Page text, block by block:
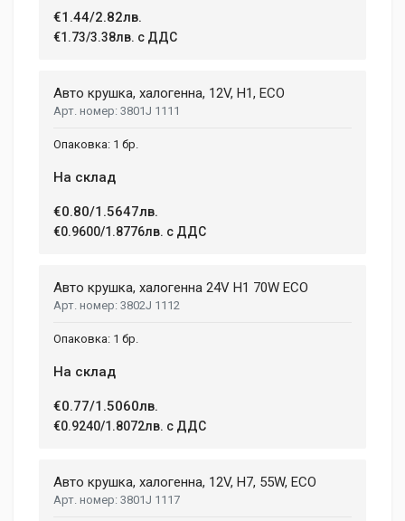
99 mm
207 mm
Duis ac lectus scelerisque quam blandit egestas. Pellentesque
hendrerit eros laoreet suscipit ultrices.
Review Stars
€1.44/2.82лв.
€1.73/3.38лв. с ДДС
Авто крушка, халогенна, 12V, H1, ECO
3801J 1111
1 бр.
На склад
€0.80/1.5647лв.
€0.9600/1.8776лв. с ДДС
Авто крушка, халогенна 24V H1 70W ECO
3802J 1112
1 бр.
На склад
€0.77/1.5060лв.
€0.9240/1.8072лв. с ДДС
Авто крушка, халогенна, 12V, H7, 55W, ECO
3801J 1117